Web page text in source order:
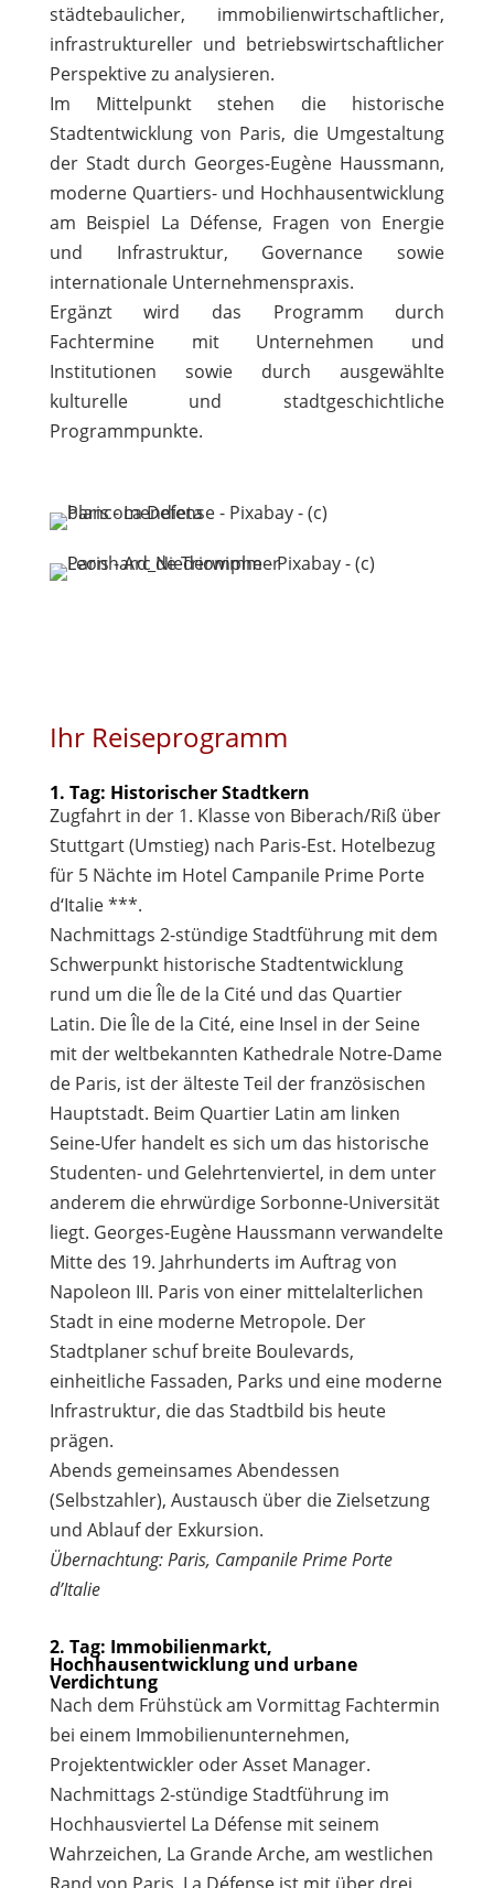
städtebaulicher, immobilienwirtschaftlicher,
infrastruktureller und betriebswirtschaftlicher
Perspektive zu analysieren.
Im Mittelpunkt stehen die historische
Stadtentwicklung von Paris, die Umgestaltung
der Stadt durch Georges-Eugène Haussmann,
moderne Quartiers- und Hochhausentwicklung
am Beispiel La Défense, Fragen von Energie
und Infrastruktur, Governance sowie
internationale Unternehmenspraxis.
Ergänzt wird das Programm durch
Fachtermine mit Unternehmen und
Institutionen sowie durch ausgewählte
kulturelle und stadtgeschichtliche
Programmpunkte.
Ihr Reiseprogramm
1. Tag: Historischer Stadtkern
Zugfahrt in der 1. Klasse von Biberach/Riß über
Stuttgart (Umstieg) nach Paris-Est. Hotelbezug
für 5 Nächte im Hotel Campanile Prime Porte
d‘Italie ***.
Nachmittags 2-stündige Stadtführung mit dem
Schwerpunkt historische Stadtentwicklung
rund um die Île de la Cité und das Quartier
Latin. Die Île de la Cité, eine Insel in der Seine
mit der weltbekannten Kathedrale Notre-Dame
de Paris, ist der älteste Teil der französischen
Hauptstadt. Beim Quartier Latin am linken
Seine-Ufer handelt es sich um das historische
Studenten- und Gelehrtenviertel, in dem unter
anderem die ehrwürdige Sorbonne-Universität
liegt. Georges-Eugène Haussmann verwandelte
Mitte des 19. Jahrhunderts im Auftrag von
Napoleon III. Paris von einer mittelalterlichen
Stadt in eine moderne Metropole. Der
Stadtplaner schuf breite Boulevards,
einheitliche Fassaden, Parks und eine moderne
Infrastruktur, die das Stadtbild bis heute
prägen.
Abends gemeinsames Abendessen
(Selbstzahler), Austausch über die Zielsetzung
und Ablauf der Exkursion.
Übernachtung: Paris, Campanile Prime Porte
d’Italie
2. Tag: Immobilienmarkt,
Hochhausentwicklung und urbane
Verdichtung
Nach dem Frühstück am Vormittag Fachtermin
bei einem Immobilienunternehmen,
Projektentwickler oder Asset Manager.
Nachmittags 2-stündige Stadtführung im
Hochhausviertel La Défense mit seinem
Wahrzeichen, La Grande Arche, am westlichen